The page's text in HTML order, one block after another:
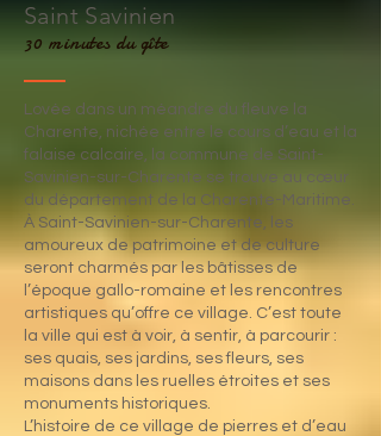
Saint Savinien
30 minutes du gîte
Lovée dans un méandre du fleuve la
Charente, nichée entre le cours d’eau et la
falaise calcaire, la commune de Saint-
Savinien-sur-Charente se trouve au cœur
du département de la Charente-Maritime.
À Saint-Savinien-sur-Charente, les
amoureux de patrimoine et de culture
seront charmés par les bâtisses de
l’époque gallo-romaine et les rencontres
artistiques qu’offre ce village. C’est toute
la ville qui est à voir, à sentir, à parcourir :
ses quais, ses jardins, ses fleurs, ses
maisons dans les ruelles étroites et ses
monuments historiques.
L’histoire de ce village de pierres et d’eau